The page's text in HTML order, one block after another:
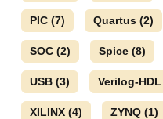
PIC (7) Quartus (2)
SOC (2) Spice (8)
USB (3) Verilog-HDL
XILINX (4) ZYNQ (1)